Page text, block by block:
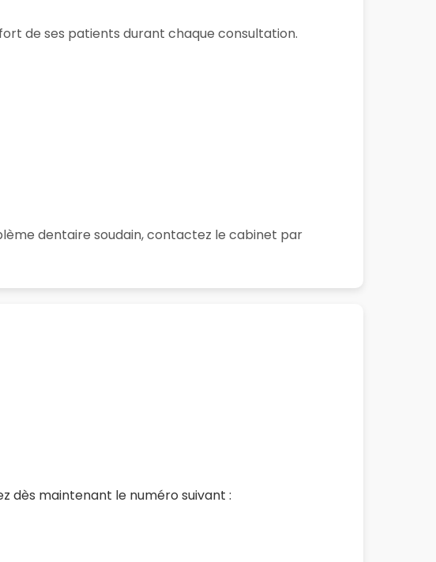
de ses patients durant chaque consultation.
dentaire soudain, contactez le cabinet par
dès maintenant le numéro suivant :